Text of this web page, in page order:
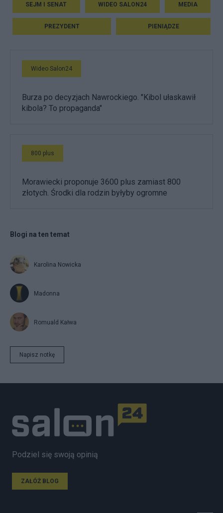
SEJM I SENAT WIDEO SALON24 MEDIA
PREZYDENT PIENIĄDZE
Wideo Salon24
Burza po decyzjach Nawrockiego. "Kibol ułaskawił
kibola? To propaganda"
800 plus
Morawiecki proponuje 3600 plus zamiast 800
złotych. Środki dla rodzin byłyby ogromne
Blogi na ten temat
Karolina Nowicka
Madonna
Romuald Kałwa
Napisz notkę
Podziel się swoją opinią
ZAŁÓŻ BLOG